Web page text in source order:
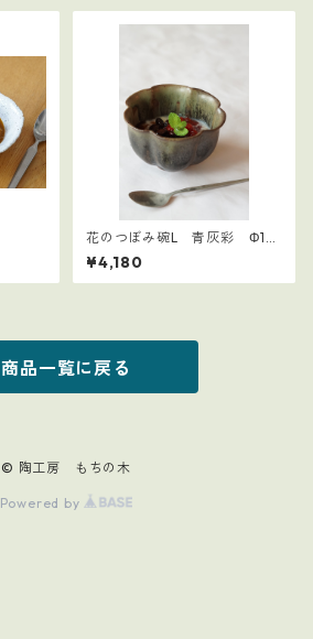
花のつぼみ碗L 青灰彩 Φ12
㎝
¥4,180
商品一覧に戻る
© 陶工房 もちの木
Powered by